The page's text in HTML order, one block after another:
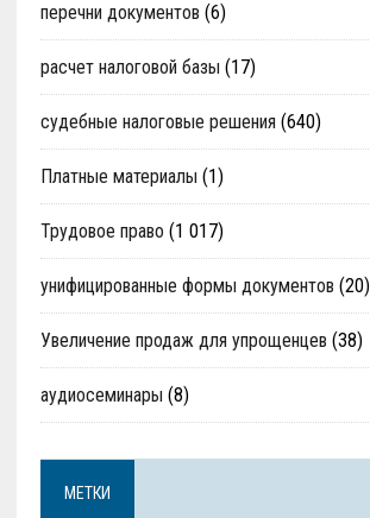
перечни документов (6)
расчет налоговой базы (17)
судебные налоговые решения (640)
Платные материалы (1)
Трудовое право (1 017)
унифицированные формы документов (20)
Увеличение продаж для упрощенцев (38)
аудиосеминары (8)
МЕТКИ